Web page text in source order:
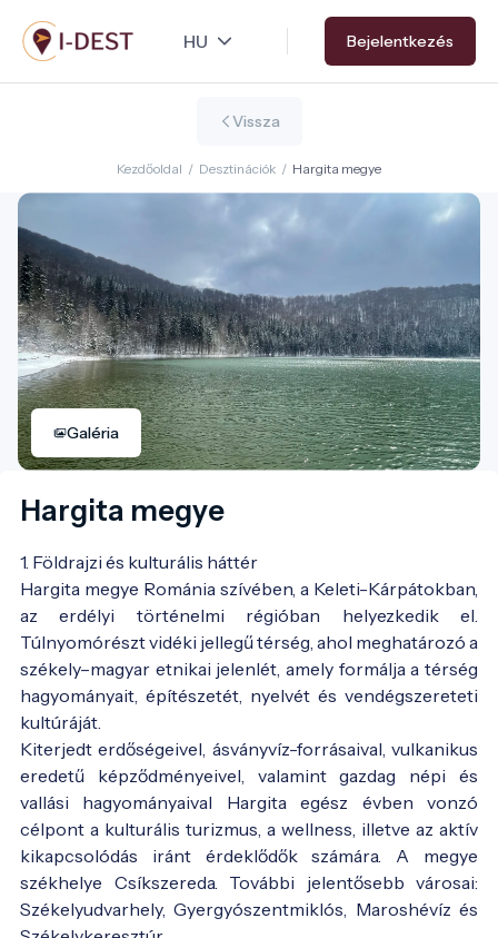
Ugrás
a
tartalomra
Bejelentkezés
Vissza
Kezdőoldal / Desztinációk / Hargita megye
Galéria
Hargita megye
1. Földrajzi és kulturális háttér
Hargita megye Románia szívében, a Keleti-Kárpátokban,
az erdélyi történelmi régióban helyezkedik el.
Túlnyomórészt vidéki jellegű térség, ahol meghatározó a
székely–magyar etnikai jelenlét, amely formálja a térség
hagyományait, építészetét, nyelvét és vendégszereteti
kultúráját.
Kiterjedt erdőségeivel, ásványvíz-forrásaival, vulkanikus
eredetű képződményeivel, valamint gazdag népi és
vallási hagyományaival Hargita egész évben vonzó
célpont a kulturális turizmus, a wellness, illetve az aktív
kikapcsolódás iránt érdeklődők számára. A megye
székhelye Csíkszereda. További jelentősebb városai:
Székelyudvarhely, Gyergyószentmiklós, Maroshévíz és